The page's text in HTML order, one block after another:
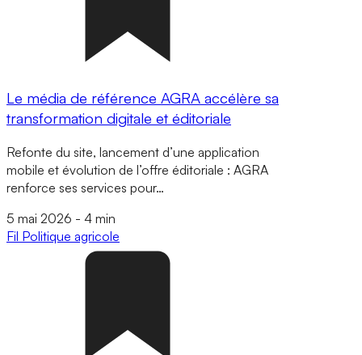
Le média de référence AGRA accélère sa
transformation digitale et éditoriale
Refonte du site, lancement d’une application
mobile et évolution de l’offre éditoriale : AGRA
renforce ses services pour…
5 mai 2026 - 4 min
Fil Politique agricole